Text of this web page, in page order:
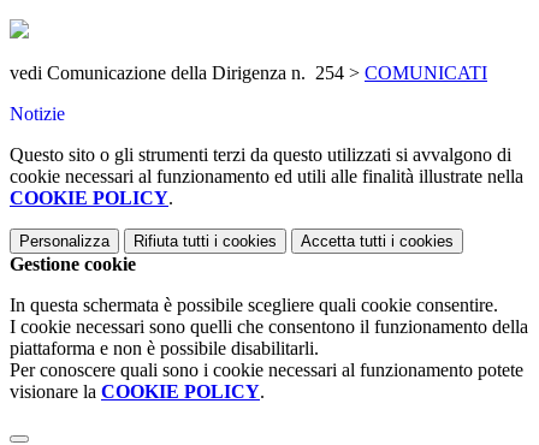
vedi Comunicazione della Dirigenza n. 254 > COMUNICATI
Notizie
Questo sito o gli strumenti terzi da questo utilizzati si avvalgono di
cookie necessari al funzionamento ed utili alle finalità illustrate nella
COOKIE POLICY.
Personalizza Rifiuta tutti i cookies Accetta tutti i cookies
Gestione cookie
In questa schermata è possibile scegliere quali cookie consentire.
I cookie necessari sono quelli che consentono il funzionamento della
piattaforma e non è possibile disabilitarli.
Per conoscere quali sono i cookie necessari al funzionamento potete
visionare la COOKIE POLICY.